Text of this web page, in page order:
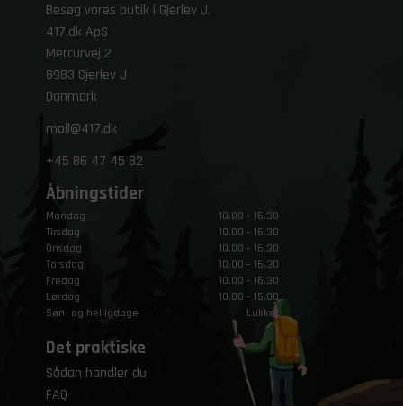
Besøg vores butik i Gjerlev J.
417.dk ApS
Mercurvej 2
8983 Gjerlev J
Danmark
mail@417.dk
+45 86 47 45 82
Åbningstider
Mandag
10.00 – 16.30
Tirsdag
10.00 – 16.30
Onsdag
10.00 – 16.30
Torsdag
10.00 – 16.30
Fredag
10.00 – 16.30
Lørdag
10.00 – 15.00
Søn- og helligdage
Lukket
Det praktiske
Sådan handler du
FAQ